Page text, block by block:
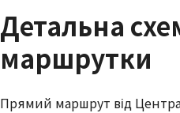
Детальна
маршрутки
Прямий маршрут від